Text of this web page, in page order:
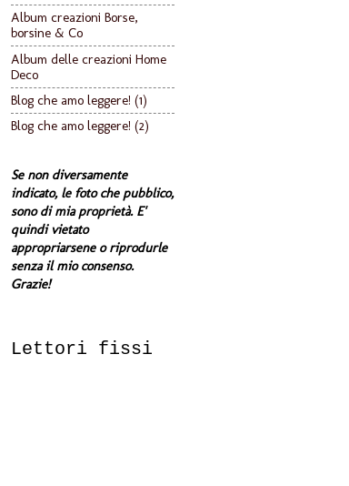
Album creazioni Borse,
borsine & Co
Album delle creazioni Home
Deco
Blog che amo leggere! (1)
Blog che amo leggere! (2)
Se non diversamente
indicato, le foto che pubblico,
sono di mia proprietà. E'
quindi vietato
appropriarsene o riprodurle
senza il mio consenso.
Grazie!
Lettori fissi